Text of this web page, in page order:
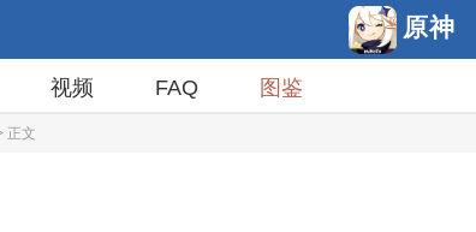
原神
视频 FAQ 图鉴
正文